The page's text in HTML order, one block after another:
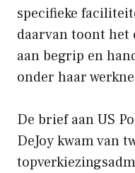
specifieke
daarvan toont het
aan begrip en
onder haar
De brief aan US
DeJoy kwam van